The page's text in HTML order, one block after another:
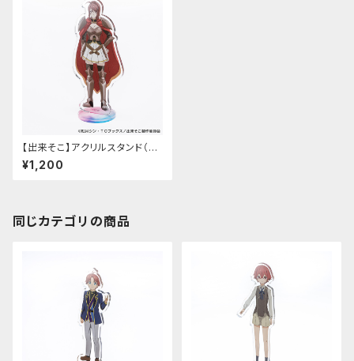
【出来そこ】アクリルスタンド（ベ
アトリス）
¥1,200
同じカテゴリの商品